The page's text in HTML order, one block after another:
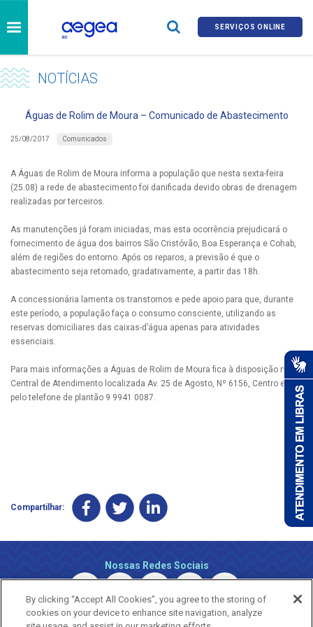
SERVIÇOS ONLINE
NOTÍCIAS
Águas de Rolim de Moura – Comunicado de Abastecimento
25/08/2017 Comunicados
A Águas de Rolim de Moura informa a população que nesta sexta-feira
(25.08) a rede de abastecimento foi danificada devido obras de drenagem
realizadas por terceiros.
As manutenções já foram iniciadas, mas esta ocorrência prejudicará o
fornecimento de água dos bairros São Cristóvão, Boa Esperança e Cohab,
além de regiões do entorno. Após os reparos, a previsão é que o
abastecimento seja retomado, gradativamente, a partir das 18h.
A concessionária lamenta os transtornos e pede apoio para que, durante
este período, a população faça o consumo consciente, utilizando as
reservas domiciliares das caixas-d’água apenas para atividades
essenciais.
Para mais informações a Águas de Rolim de Moura fica à disposição na
Central de Atendimento localizada Av. 25 de Agosto, Nº 6156, Centro e
pelo telefone de plantão 9 9941 0087.
Compartilhar:
Nossas Redes Sociais
By clicking “Accept All Cookies”, you agree to the storing of
cookies on your device to enhance site navigation, analyze